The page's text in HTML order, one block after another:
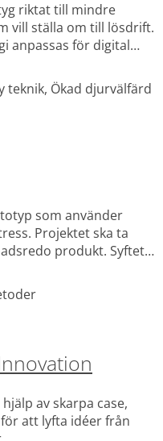
riktat till mindre
vill ställa om till lösdrift.
anpassas för digital
teknik, Ökad djurvälfärd
som använder
Projektet ska ta
produkt. Syftet
som
infektioner för att
av skarpa case,
att lyfta idéer från